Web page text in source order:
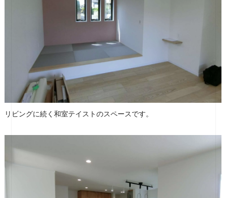
リビングに続く和室テイストのスペースです。